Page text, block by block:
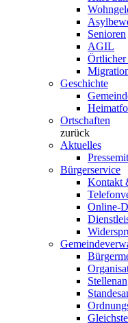
Senioren
AGIL
Örtlicher
Geschichte
Ortschaften
zurück
Aktuelles
Bürgerservice
Kontakt
Online-